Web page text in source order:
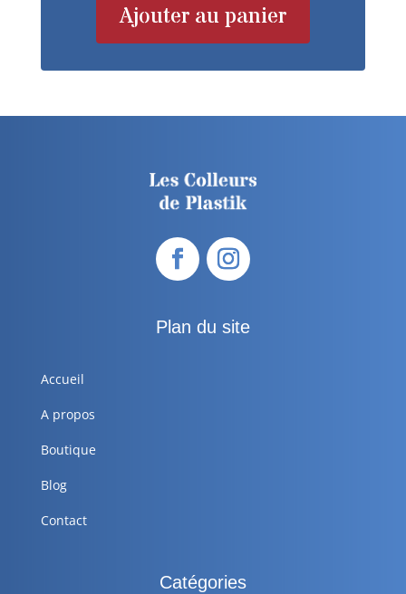
Ajouter au panier
Plan du site
Accueil
A propos
Boutique
Blog
Contact
Catégories